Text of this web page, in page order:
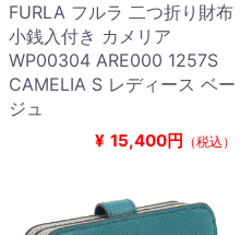
FURLA フルラ 二つ折り財布
小銭入付き カメリア
WP00304 ARE000 1257S
CAMELIA S レディース ベー
ジュ
¥ 15,400円 （税込）